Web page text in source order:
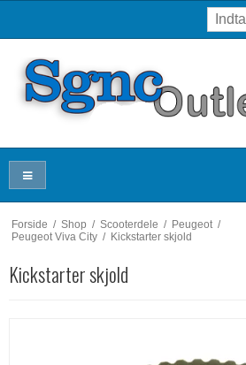
Forside / Shop / Scooterdele / Peugeot /
Peugeot Viva City / Kickstarter skjold
Kickstarter skjold